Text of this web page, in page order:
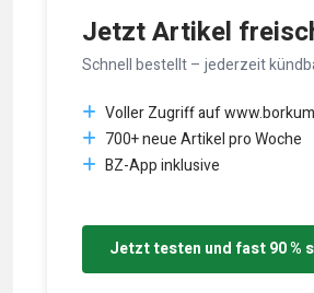
Jetzt Artikel
Schnell bestellt – jederzeit
Voller Zugriff auf
700+ neue Artikel pro Woche
BZ-App inklusive
Jetzt testen und fast 90 %